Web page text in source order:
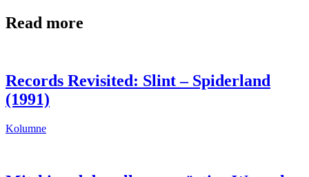
Read more
Records Revisited: Slint – Spiderland
(1991)
Kolumne